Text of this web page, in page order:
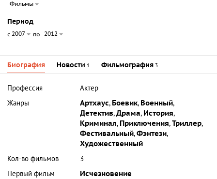
Фильмы
Период
с 2007 по 2012
Биография Новости 1 Фильмография 3
Профессия
Актер
Жанры
Артхаус, Боевик, Военный,
Детектив,Драма, История,
Криминал, Приключения,Триллер,
Фестивальный,Фэнтези,
Художественный
Кол-во фильмов
3
Первый фильм
Исчезновение